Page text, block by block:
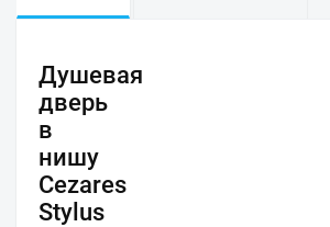
Душевая
дверь
в
нишу
Cezares
Stylus